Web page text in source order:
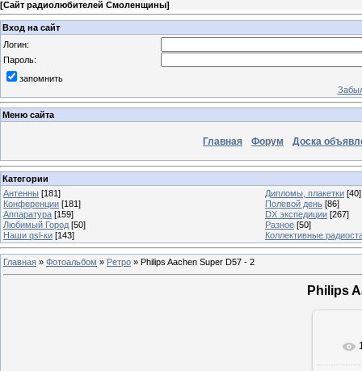
[Сайт радиолюбителей Смоленщины]
Вход на сайт
Логин:
Пароль:
запомнить
Меню сайта
Главная Форум Доска
Категории
Антенны [181] Дипломы, плакетки [40]
Конференции [181] Полевой день [86]
Аппаратура [159] DX экспедиции [267]
Любимый Город [50] Разное [50]
Наши qsl-ки [143] Коллективные
Главная » Фотоальбом » Ретро » Philips Aachen Super D57 - 2
Philips